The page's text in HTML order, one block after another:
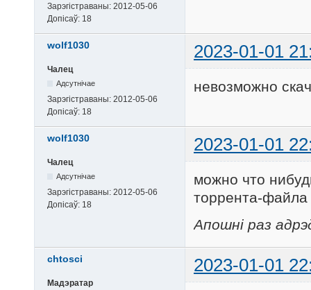
Зарэгістраваны: 2012-05-06
Допісаў: 18
wolf1030 2023-01-01
Чалец
Адсутнічае
Зарэгістраваны: 2012-05-06
Допісаў: 18
невозможно
wolf1030 2023-01-01
Чалец
Адсутнічае
Зарэгістраваны: 2012-05-06
Допісаў: 18
можно что
торрента-
Апошні раз
chtosci 2023-01-01
Мадэратар